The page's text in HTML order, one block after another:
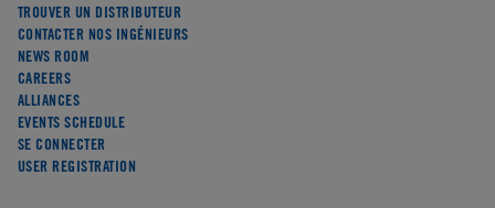
TROUVER UN DISTRIBUTEUR
CONTACTER NOS INGÉNIEURS
NEWS ROOM
CAREERS
ALLIANCES
EVENTS SCHEDULE
SE CONNECTER
USER REGISTRATION